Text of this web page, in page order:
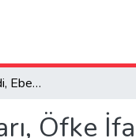
Ebeveyn Kabul Reddi, Ebeveynlik Tutumları, Öfke İfade Tarzı Arasındaki İlişkinin İncelenmesi
Öfke